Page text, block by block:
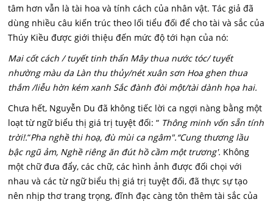
tâm hơn vẫn là tài hoa và tính cách của nhân vật. Tác giả đã
dùng nhiều câu kiến trúc theo lối tiểu đối để cho tài và sắc của
Thúy Kiều được giới thiệu đến mức độ tới hạn của nó:
Mai cốt cách / tuyết tinh thẩn Mây thua nước tóc/ tuyết
nhường màu da Làn thu thủy/nét xuân sơn Hoa ghen thua
thắm /liễu hờn kém xanh Sắc đành đòi một/tài dành họa hai.
Chưa hết, Nguyễn Du đã không tiếc lời ca ngợi nàng bằng một
loạt từ ngữ biểu thị giá trị tuyệt đối: “ Thông minh vốn sẵn tính
trời!.“Pha nghề thi hoạ, đù mùi ca ngâm".“Cung thương lầu
bậc ngũ ảm, Nghề riêng ăn đút hồ cầm một trương'. Không
một chữ đưa đẩy, các chữ, các hình ảnh được đối chọi với
nhau và các từ ngữ biểu thị giá trị tuyệt đối, đã thực sự tạo
nên nhịp thơ trang trọng, đĩnh đạc càng tôn thêm tài sắc của